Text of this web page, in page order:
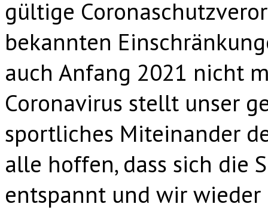
gültige
bekannten
auch Anfang 2021 nicht
Coronavirus stellt unser
sportliches Miteinander
alle hoffen, dass sich die
entspannt und wir